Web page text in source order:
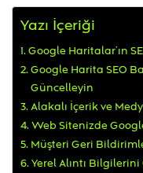
Yazı İçeriği
Google Haritalar’ın
Google Harita SEO
Güncelleyin
Alakalı İçerik ve
Web Sitenizde
Müşteri Geri
Yerel Alıntı